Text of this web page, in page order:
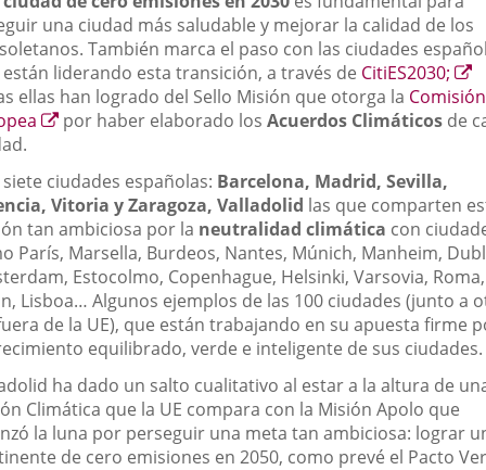
una ciudad más saludable y mejorar la calidad de los
También marca el paso con las ciudades
liderando esta transición, a través de CitiES2030;
a
ellas han logrado del Sello Misión que otorga la Comisión
Enlace
aplicación
externa.
por haber elaborado los Acuerdos Climáticos de
ciudades españolas: Barcelona, Madrid, Sevilla,
Vitoria y Zaragoza, Valladolid las que comparten
tan ambiciosa por la neutralidad climática con
París, Marsella, Burdeos, Nantes, Múnich, Manheim,
Estocolmo, Copenhague, Helsinki, Varsovia, Roma,
Lisboa… Algunos ejemplos de las 100 ciudades (junto a
de la UE), que están trabajando en su apuesta firme
equilibrado, verde e inteligente de sus ciudades.
ha dado un salto cualitativo al estar a la altura de
Climática que la UE compara con la Misión Apolo que
la luna por perseguir una meta tan ambiciosa: lograr
de cero emisiones en 2050, como prevé el Pacto